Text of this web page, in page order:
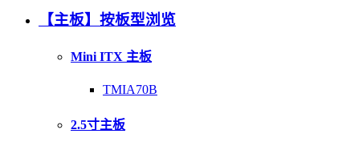
【主板】按板型浏览
Mini ITX 主板
TMIA70B
2.5寸主板